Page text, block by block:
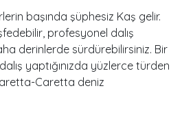
başında şüphesiz Kaş gelir.
profesyonel dalış
derinlerde sürdürebilirsiniz. Bir
yaptığınızda yüzlerce türden
Caretta deniz